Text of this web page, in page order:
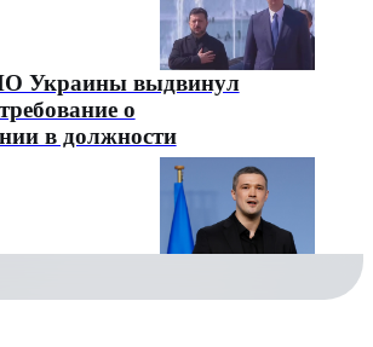
Украины выдвинул
о
в должности